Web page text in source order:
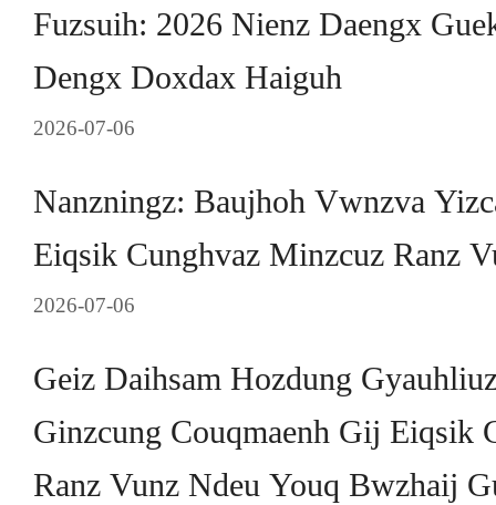
Fuzsuih: 2026 Nienz Daengx
Dengx Doxdax Haiguh
2026-07-06
Nanzningz: Baujhoh Vwnzva
Eiqsik Cunghvaz Minzcuz Ranz
2026-07-06
Geiz Daihsam Hozdung
Ginzcung Couqmaenh Gij Eiqsik
Ranz Vunz Ndeu Youq Bwzhaij